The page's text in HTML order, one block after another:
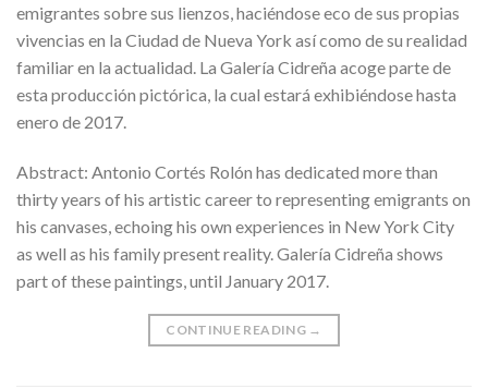
emigrantes sobre sus lienzos, haciéndose eco de sus propias
vivencias en la Ciudad de Nueva York así como de su realidad
familiar en la actualidad. La Galería Cidreña acoge parte de
esta producción pictórica, la cual estará exhibiéndose hasta
enero de 2017.
Abstract: Antonio Cortés Rolón has dedicated more than
thirty years of his artistic career to representing emigrants on
his canvases, echoing his own experiences in New York City
as well as his family present reality. Galería Cidreña shows
part of these paintings, until January 2017.
CONTINUE READING →